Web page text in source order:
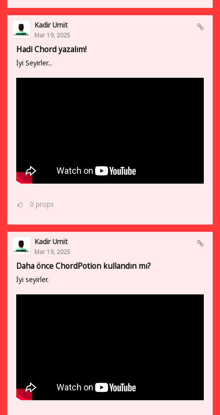
Kadir Umit
Mar 19, 2025
Hadi Chord yazalım!
İyi Seyirler...
0 props
Kadir Umit
Mar 19, 2025
Daha önce ChordPotion kullandın mı?
İyi seyirler.